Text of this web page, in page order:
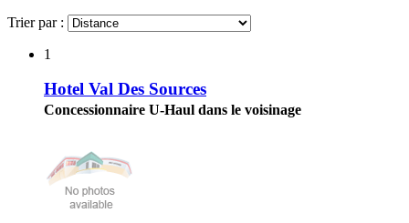
Trier par :
1
Hotel Val Des Sources
Concessionnaire U-Haul dans le voisinage